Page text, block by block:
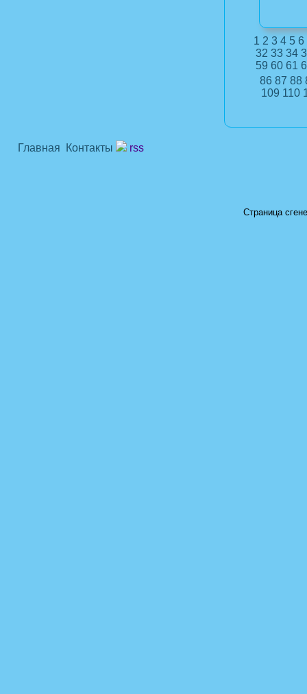
1 2 3 4 5 6
32 33 34
59 60 61
86 87 88
109 110
Главная Контакты rss
Страница